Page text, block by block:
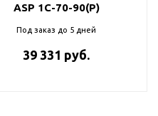
ASP 1С-70-90(P)
Под заказ до 5 дней
39 331 руб.